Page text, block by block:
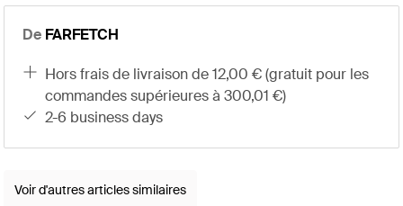
De FARFETCH
hors frais de livraison de 12,00 € (gratuit pour les
commandes supérieures à 300,01 €)
2-6 business days
Voir d'autres articles similaires